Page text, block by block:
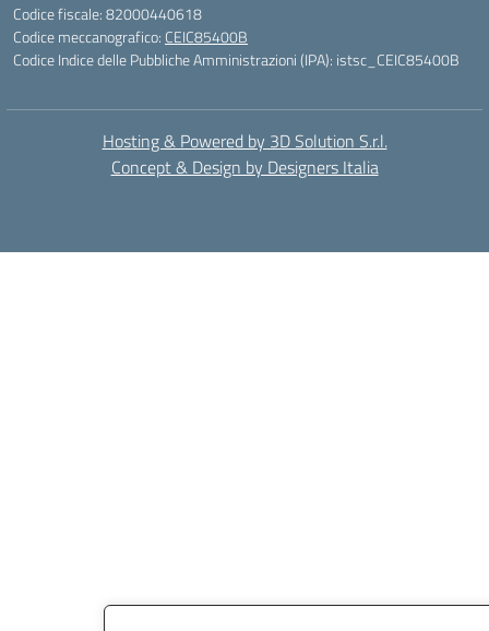
Codice fiscale: 82000440618
Codice meccanografico: CEIC85400B
Codice Indice delle Pubbliche Amministrazioni (IPA): istsc_CEIC85400B
Hosting & Powered by 3D Solution S.r.l.
Concept & Design by Designers Italia